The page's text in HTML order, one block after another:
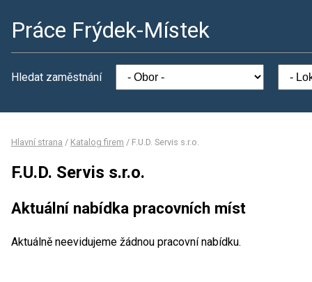
Práce Frýdek-Místek
Hledat zaměstnání
Hlavní strana / Katalog firem / F.U.D. Servis s.r.o.
F.U.D. Servis s.r.o.
Aktuální nabídka pracovních míst
Aktuálně neevidujeme žádnou pracovní nabídku.